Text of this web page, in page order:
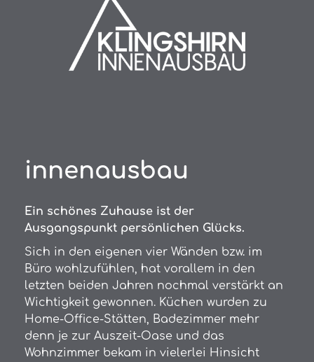
innenausbau
Ein schönes Zuhause ist der
Ausgangspunkt persönlichen Glücks.
Sich in den eigenen vier Wänden bzw. im
Büro wohlzufühlen, hat vorallem in den
letzten beiden Jahren nochmal verstärkt an
Wichtigkeit gewonnen. Küchen wurden zu
Home-Office-Stätten, Badezimmer mehr
denn je zur Auszeit-Oase und das
Wohnzimmer bekam in vielerlei Hinsicht